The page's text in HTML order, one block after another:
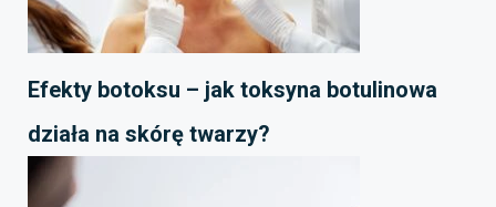
Efekty botoksu – jak toksyna botulinowa
działa na skórę twarzy?